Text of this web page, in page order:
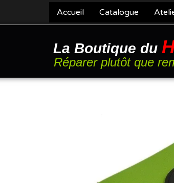
Accueil Catalogue
La Boutique du
Réparer plutôt que